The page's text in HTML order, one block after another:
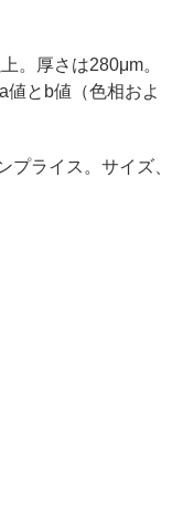
。厚さは280μm。
値とb値（色相およ
ライス。サイズ、